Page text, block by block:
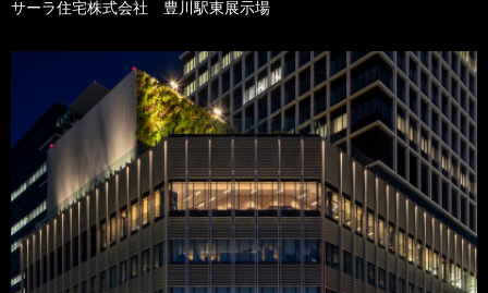
サーラ住宅株式会社 豊川駅東展示場